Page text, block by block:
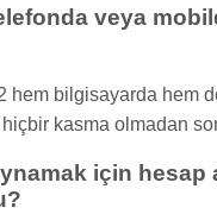
veya
hem bilgisayarda hem
kasma olmadan
için hesap